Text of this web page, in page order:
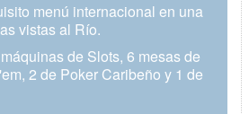
menú internacional en una
vistas al Río.
de Slots, 6 mesas de
2 de Poker Caribeño y 1 de